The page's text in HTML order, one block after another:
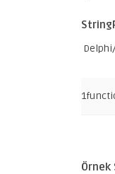
1
Örnek